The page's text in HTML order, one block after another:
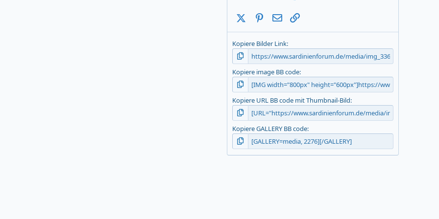
s
X (Twitter)Pinterest
E-Mail
Kopiere Bilder Link
Kopiere image BB code
Kopiere URL BB code mit Thumbnail-Bild
Kopiere GALLERY BB code